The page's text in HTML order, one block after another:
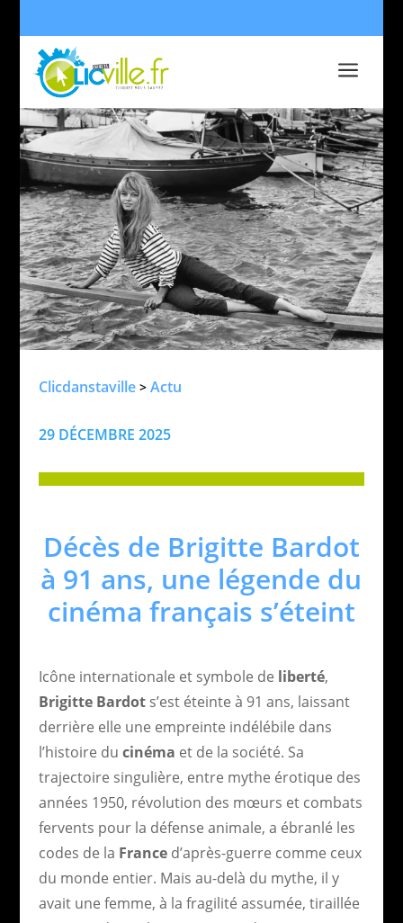
a
Clicdanstaville> Actu
29 DÉCEMBRE 2025
Décès de Brigitte Bardot
à 91 ans, une légende du
cinéma français s’éteint
Icône internationale et symbole de liberté,
Brigitte Bardots’est éteinte à 91 ans, laissant
derrière elle une empreinte indélébile dans
l’histoire du cinéma et de la société. Sa
trajectoire singulière, entre mythe érotique des
années 1950, révolution des mœurs et combats
fervents pour la défense animale, a ébranlé les
codes de la Franced’après-guerre comme ceux
du monde entier. Mais au-delà du mythe, il y
avait une femme, à la fragilité assumée, tiraillée